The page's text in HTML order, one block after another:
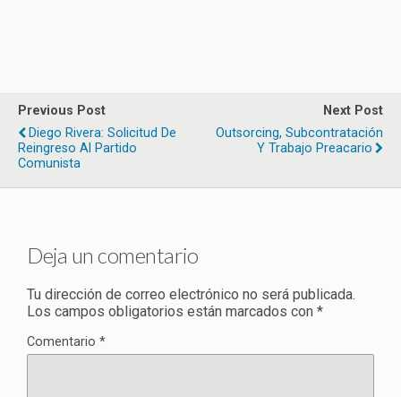
Previous Post
Diego Rivera: Solicitud De
Reingreso Al Partido
Comunista
Next Post
Outsorcing, Subcontratación
Y Trabajo Preacario
Deja un comentario
Tu dirección de correo electrónico no será publicada.
Los campos obligatorios están marcados con *
Comentario *